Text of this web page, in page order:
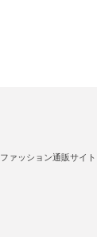
ァッション通販サイト